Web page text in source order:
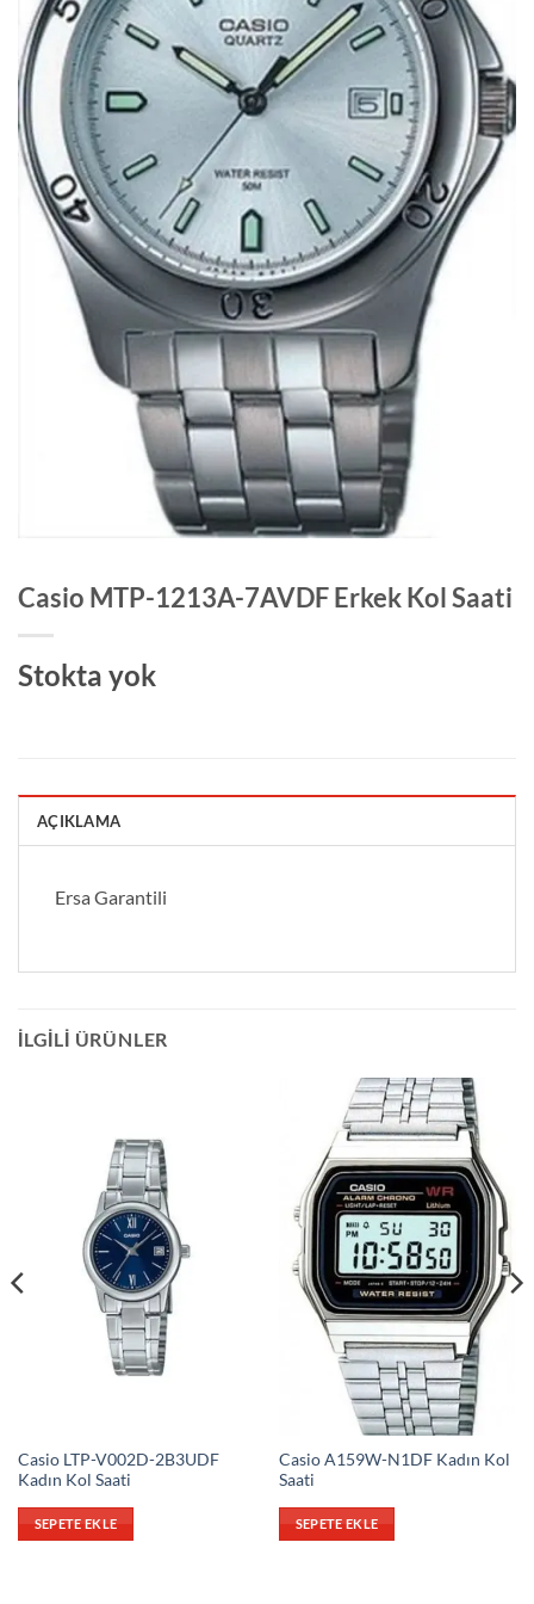
Casio MTP-1213A-7AVDF Erkek Kol Saati
Stokta yok
AÇIKLAMA
Ersa Garantili
İLGILI ÜRÜNLER
Casio LTP-V002D-2B3UDF
Kadın Kol Saati
SEPETE EKLE
Casio A159W-N1DF Kadın Kol
Saati
SEPETE EKLE